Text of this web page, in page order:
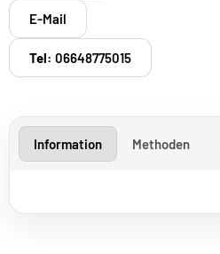
E-Mail
Tel: 06648775015
Information Methoden